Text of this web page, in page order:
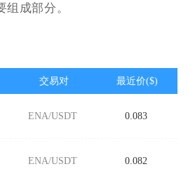
成部分。
交易对 最近价($)
ENA/USDT 0.083
ENA/USDT 0.082